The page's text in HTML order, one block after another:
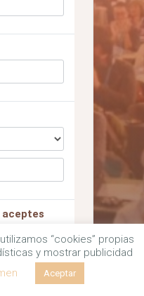
“cookies” propias
y mostrar publicidad
Aceptar